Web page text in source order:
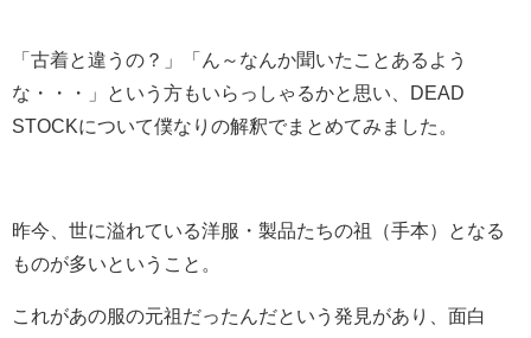
「古着と違うの？」「ん～なんか聞いたことあるよう
な・・・」という方もいらっしゃるかと思い、DEAD
STOCKについて僕なりの解釈でまとめてみました。
昨今、世に溢れている洋服・製品たちの祖（手本）となる
ものが多いということ。
これがあの服の元祖だったんだという発見があり、面白